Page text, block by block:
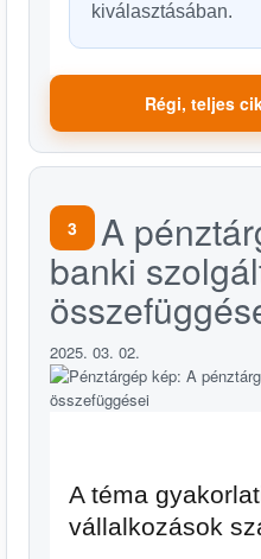
kiválasztásában.
Régi, teljes
3 A
banki
2025. 03. 02.
A téma
vállalkozások